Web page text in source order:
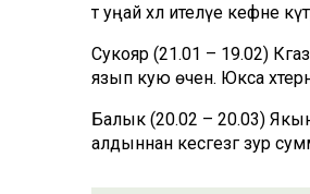
тә уңай хәл ителүе кәефне
Сукояр (21.01 – 19.02)
язып кую өчен. Юкса
Балык (20.02 – 20.03)
алдыннан кесәгезгә зур